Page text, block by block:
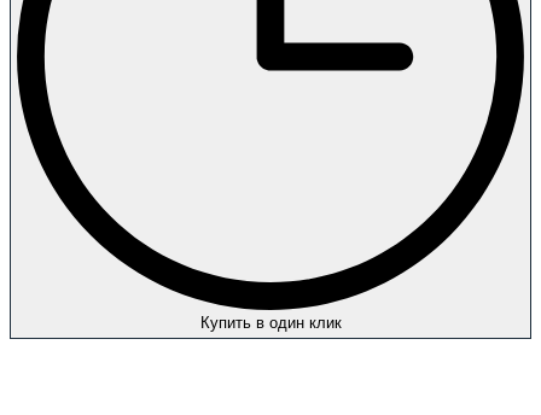
Купить в один клик